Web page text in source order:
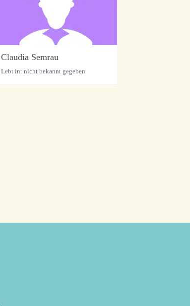
Claudia Semrau
Lebt in: nicht bekannt gegeben